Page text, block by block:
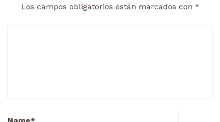
Los campos obligatorios están marcados con *